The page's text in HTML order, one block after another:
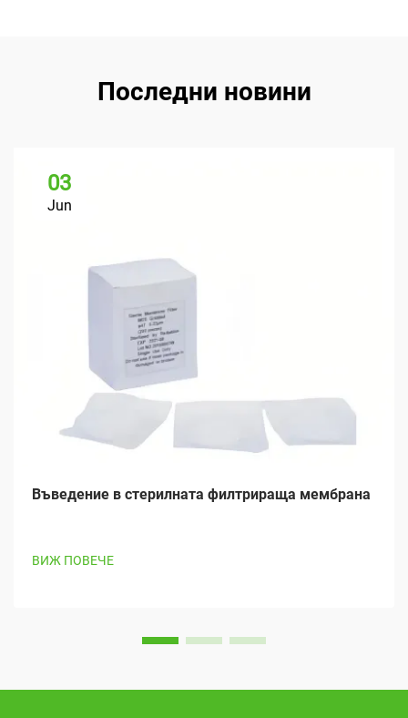
Последни новини
03
Jun
Въведение в стерилната филтрираща мембрана
ВИЖ ПОВЕЧЕ